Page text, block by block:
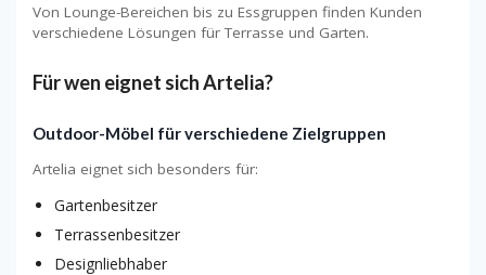
Von Lounge-Bereichen bis zu Essgruppen finden Kunden
verschiedene Lösungen für Terrasse und Garten.
Für wen eignet sich Artelia?
Outdoor-Möbel für verschiedene Zielgruppen
Artelia eignet sich besonders für:
Gartenbesitzer
Terrassenbesitzer
Designliebhaber